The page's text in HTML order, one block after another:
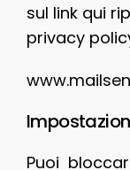
sul link qui
privacy
Puoi